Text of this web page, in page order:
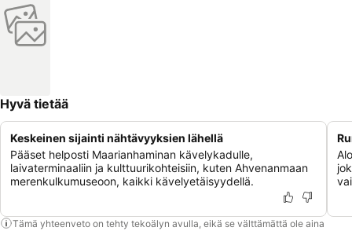
Hyvä tietää
Keskeinen sijainti nähtävyyksien lähellä
Pääset helposti Maarianhaminan kävelykadulle,
laivaterminaaliin ja kulttuurikohteisiin, kuten Ahvenanmaan
merenkulkumuseoon, kaikki kävelyetäisyydellä.
Tämä yhteenveto on tehty tekoälyn avulla, eikä se välttämättä ole aina